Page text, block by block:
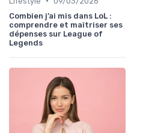
Combien j’ai mis dans LoL :
comprendre et maîtriser ses
dépenses sur League of
Legends